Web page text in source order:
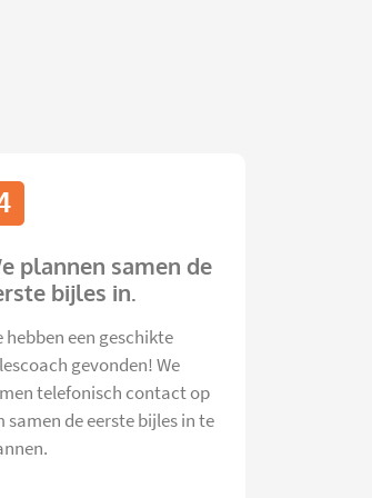
plannen samen de
bijles in.
hebben een geschikte
gevonden! We
telefonisch contact op
samen de eerste bijles in te